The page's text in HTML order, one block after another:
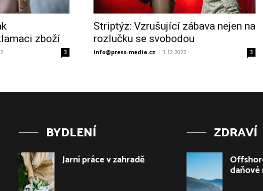
zboží
3
Striptýz: Vzrušující zábava nejen na
rozlučku se svobodou
info@press-media.cz - 3.12.2022 3
BYDLENÍ
Jarní práce v zahradě
ZDRAVÍ
daňové